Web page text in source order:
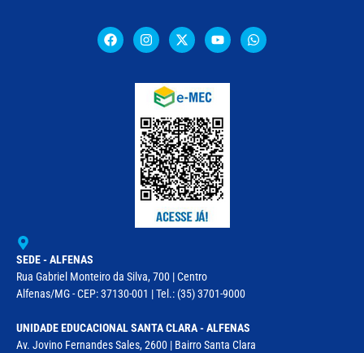
SEDE - ALFENAS
Rua Gabriel Monteiro da Silva, 700 | Centro
Alfenas/MG - CEP: 37130-001 | Tel.: (35) 3701-9000
UNIDADE EDUCACIONAL SANTA CLARA - ALFENAS
Av. Jovino Fernandes Sales, 2600 | Bairro Santa Clara